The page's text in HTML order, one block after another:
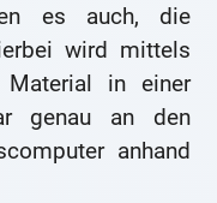
es auch, die
wird mittels
Material in einer
genau an den
anhand